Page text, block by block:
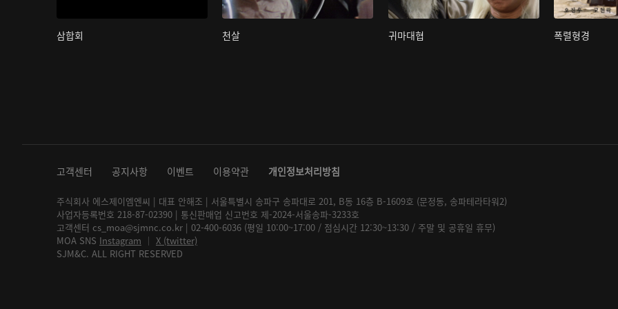
삼합회 천살 귀마대협 폭렬형경
고객센터 공지사항 이벤트 이용약관 개인정보처리방침
주식회사 에스제이엠엔씨 | 대표 안해조 | 서울특별시 송파구 송파대로 201, B동 16층 B-1609호 (문정동, 송파테라타워2)
사업자등록번호 218-87-02390 | 통신판매업 신고번호 제-2024-서울송파-3233호
고객센터 cs_moa@sjmnc.co.kr | 02-400-6036 (평일 10:00~17:00 / 점심시간 12:30~13:30 / 주말 및 공휴일 휴무)
MOA SNS Instagram │ X (twitter)
SJM&C. ALL RIGHT RESERVED